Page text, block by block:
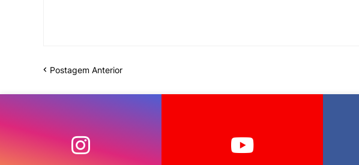
Postagem Anterior